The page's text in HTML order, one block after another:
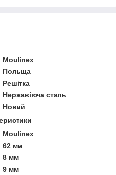
Moulinex
Польща
Решітка
Нержавіюча сталь
Новий
Moulinex
62 мм
8 мм
9 мм